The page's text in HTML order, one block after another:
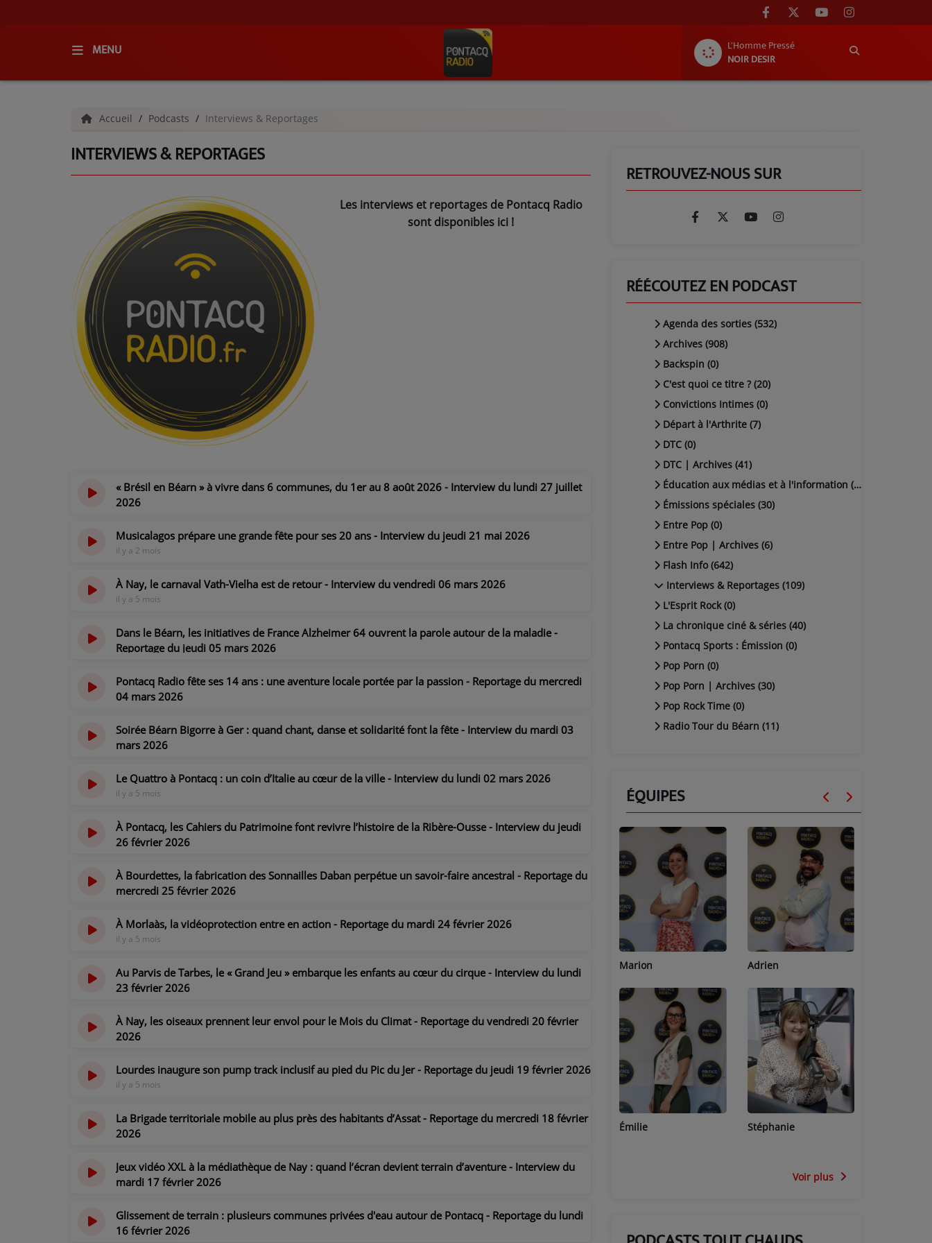
MENU
L'Homme Pressé
NOIR DESIR
QUI SOMMES-NOUS ?
C'ÉTAIT QUOI CE TITRE ?
PODCASTS - SAISON 2026/2027
NOS PROGRAMMES COURTS
ARCHIVES - SAISONS PASSÉES
VOS ÉMISSIONS EN IMAGES
VOTRE PUBLICITÉ SUR PONTACQ RADIO
EN QUOI ÇA CONSISTE ?
VENEZ DANS LE PUBLIC !
CRÉATIONS AUDIOVISUELLES
VIDÉOS | L’ŒIL DE L'OIE
Accueil Podcasts Interviews & Reportages
INTERVIEWS & REPORTAGES
Les interviews et reportages de Pontacq Radio
sont disponibles ici !
« Brésil en Béarn » à vivre dans 6 communes, du 1er au 8 août 2026 - Interview du lundi 27 juillet
2026
Musicalagos prépare une grande fête pour ses 20 ans - Interview du jeudi 21 mai 2026
il y a 2 mois
À Nay, le carnaval Vath-Vielha est de retour - Interview du vendredi 06 mars 2026
il y a 5 mois
Dans le Béarn, les initiatives de France Alzheimer 64 ouvrent la parole autour de la maladie -
Reportage du jeudi 05 mars 2026
Pontacq Radio fête ses 14 ans : une aventure locale portée par la passion - Reportage du mercredi
04 mars 2026
Soirée Béarn Bigorre à Ger : quand chant, danse et solidarité font la fête - Interview du mardi 03
mars 2026
Le Quattro à Pontacq : un coin d’Italie au cœur de la ville - Interview du lundi 02 mars 2026
il y a 5 mois
À Pontacq, les Cahiers du Patrimoine font revivre l’histoire de la Ribère-Ousse - Interview du jeudi
26 février 2026
À Bourdettes, la fabrication des Sonnailles Daban perpétue un savoir-faire ancestral - Reportage du
mercredi 25 février 2026
À Morlaàs, la vidéoprotection entre en action - Reportage du mardi 24 février 2026
il y a 5 mois
Au Parvis de Tarbes, le « Grand Jeu » embarque les enfants au cœur du cirque - Interview du lundi
23 février 2026
À Nay, les oiseaux prennent leur envol pour le Mois du Climat - Reportage du vendredi 20 février
2026
Lourdes inaugure son pump track inclusif au pied du Pic du Jer - Reportage du jeudi 19 février 2026
il y a 5 mois
La Brigade territoriale mobile au plus près des habitants d’Assat - Reportage du mercredi 18 février
2026
Jeux vidéo XXL à la médiathèque de Nay : quand l’écran devient terrain d’aventure - Interview du
mardi 17 février 2026
Glissement de terrain : plusieurs communes privées d'eau autour de Pontacq - Reportage du lundi
16 février 2026
RETROUVEZ-NOUS SUR
RÉÉCOUTEZ EN PODCAST
Agenda des sorties (532)
Archives (908)
Backspin (0)
C'est quoi ce titre ? (20)
Convictions Intimes (0)
Départ à l'Arthrite (7)
DTC (0)
DTC | Archives (41)
Éducation aux médias et à l'information (38)
Émissions spéciales (30)
Entre Pop (0)
Entre Pop | Archives (6)
Flash Info (642)
Interviews & Reportages (109)
L'Esprit Rock (0)
La chronique ciné & séries (40)
Pontacq Sports : Émission (0)
Pop Porn (0)
Pop Porn | Archives (30)
Pop Rock Time (0)
Radio Tour du Béarn (11)
ÉQUIPES
Marion
Émilie
Adrien
Stéphanie
Lucas
Jean-Michel
Voir plus